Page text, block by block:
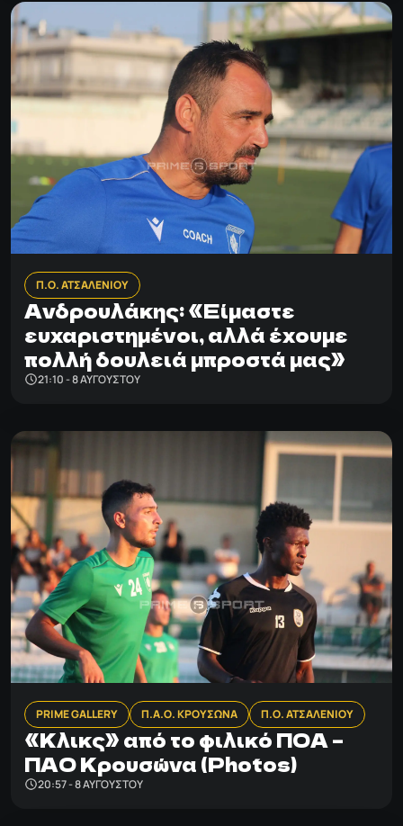
Π.Ο. ΑΤΣΑΛΕΝΙΟΥ
Ανδρουλάκης: «Είμαστε
ευχαριστημένοι, αλλά έχουμε
πολλή δουλειά μπροστά μας»
21:10 - 8 ΑΥΓΟΎΣΤΟΥ
PRIME GALLERY Π.Α.Ο. ΚΡΟΥΣΩΝΑ Π.Ο. ΑΤΣΑΛΕΝΙΟΥ
«Κλικς» από το φιλικό ΠΟΑ –
ΠΑΟ Κρουσώνα (Photos)
20:57 - 8 ΑΥΓΟΎΣΤΟΥ